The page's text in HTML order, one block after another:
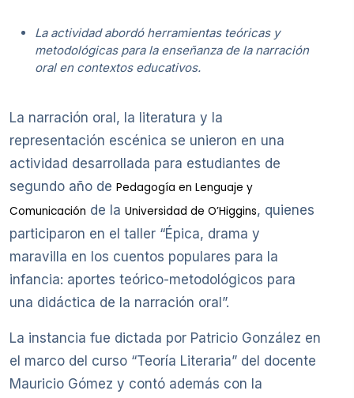
La actividad abordó herramientas teóricas y
metodológicas para la enseñanza de la narración
oral en contextos educativos.
La narración oral, la literatura y la
representación escénica se unieron en una
actividad desarrollada para estudiantes de
segundo año de Pedagogía en Lenguaje y
Comunicación de la Universidad de O’Higgins, quienes
participaron en el taller “Épica, drama y
maravilla en los cuentos populares para la
infancia: aportes teórico-metodológicos para
una didáctica de la narración oral”.
La instancia fue dictada por Patricio González en
el marco del curso “Teoría Literaria” del docente
Mauricio Gómez y contó además con la